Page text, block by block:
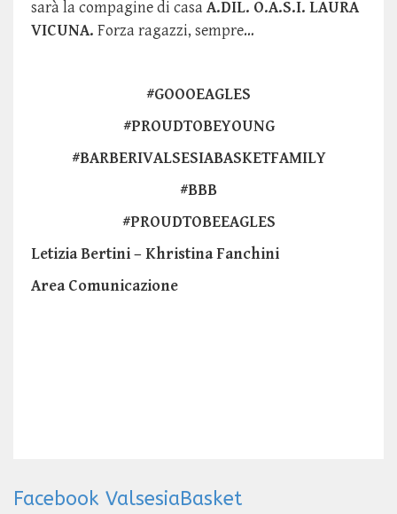
sarà la compagine di casaA.DIL. O.A.S.I. LAURA
VICUNA. Forza ragazzi, sempre…
#GOOOEAGLES
#PROUDTOBEYOUNG
#BARBERIVALSESIABASKETFAMILY
#BBB
#PROUDTOBEEAGLES
Letizia Bertini – Khristina Fanchini
Area Comunicazione
Facebook ValsesiaBasket